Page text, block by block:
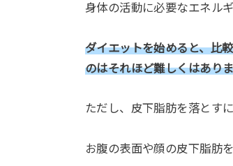
身体の活動に必要なエネル
ダイエットを始めると、比
のはそれほど難しくはあり
ただし、皮下脂肪を落とす
お腹の表面や顔の皮下脂肪